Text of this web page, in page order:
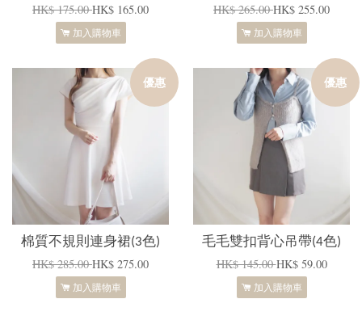
HK$ 175.00HK$ 165.00
加入購物車
HK$ 265.00HK$ 255.00
加入購物車
優惠
棉質不規則連身裙(3色)
HK$ 285.00HK$ 275.00
加入購物車
優惠
毛毛雙扣背心吊帶(4色)
HK$ 145.00HK$ 59.00
加入購物車